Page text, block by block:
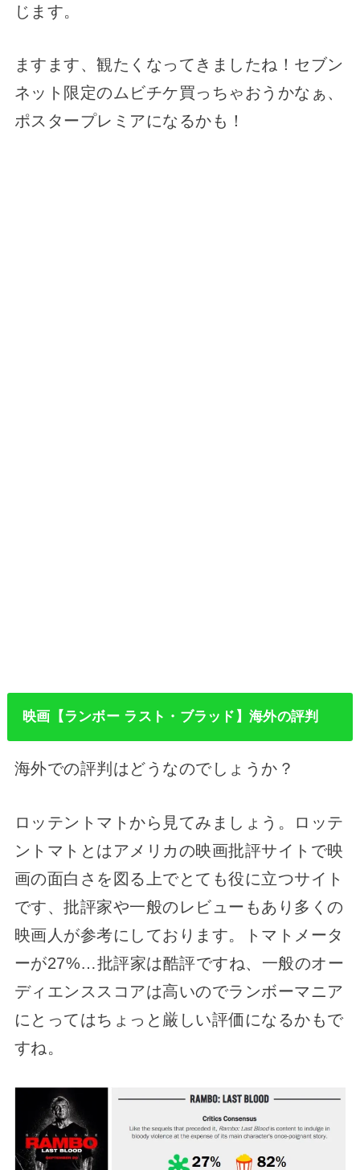
じます。
ますます、観たくなってきましたね！セブン
ネット限定のムビチケ買っちゃおうかなぁ、
ポスタープレミアになるかも！
映画【ランボー ラスト・ブラッド】海外の評判
海外での評判はどうなのでしょうか？
ロッテントマトから見てみましょう。ロッテ
ントマトとはアメリカの映画批評サイトで映
画の面白さを図る上でとても役に立つサイト
です、批評家や一般のレビューもあり多くの
映画人が参考にしております。トマトメータ
ーが27%…批評家は酷評ですね、一般のオー
ディエンススコアは高いのでランボーマニア
にとってはちょっと厳しい評価になるかもで
すね。